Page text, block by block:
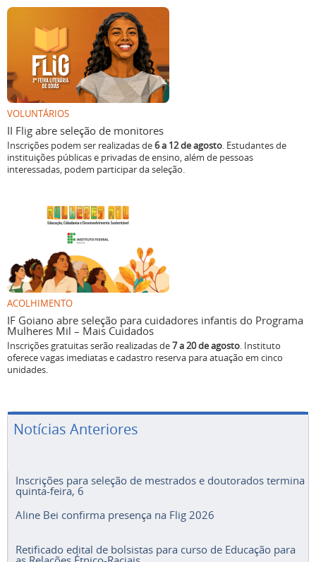
VOLUNTÁRIOS
II Flig abre seleção de monitores
Inscrições podem ser realizadas de6 a 12 de agosto. Estudantes de
instituições públicas e privadas de ensino, além de pessoas
interessadas, podem participar da seleção.
ACOLHIMENTO
IF Goiano abre seleção para cuidadores infantis do Programa
Mulheres Mil – Mais Cuidados
Inscrições gratuitas serão realizadas de7 a 20 de agosto. Instituto
oferece vagas imediatas e cadastro reserva para atuação em cinco
unidades.
Notícias Anteriores
Inscrições para seleção de mestrados e doutorados termina
quinta-feira, 6
Aline Bei confirma presença na Flig 2026
Retificado edital de bolsistas para curso de Educação para